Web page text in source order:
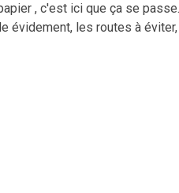
, c'est ici que ça se
évidement, les routes à éviter,
et il n'y a quasiment pas